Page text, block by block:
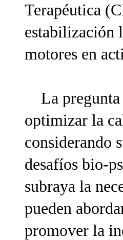
Terapéutica
estabilización
motores en
La pregunta
optimizar la
considerando
desafíos bio-
subraya la
pueden
promover la